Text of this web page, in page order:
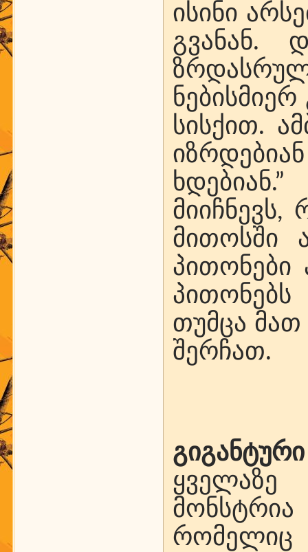
ისინი
გვანან.
ზრდასრულ
სისქით.
მითოსში
პითონები
თუმცა მათ
შერჩათ.
მონსტრია